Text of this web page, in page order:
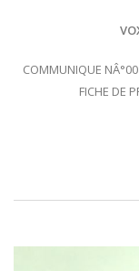
COMMUNIQUE
FICHE DE